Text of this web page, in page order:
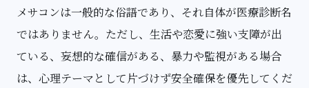
メサコンは一般的な俗語であり、それ自体が医療診断名
ではありません。ただし、生活や恋愛に強い支障が出
ている、妄想的な確信がある、暴力や監視がある場合
は、心理テーマとして片づけず安全確保を優先してくだ